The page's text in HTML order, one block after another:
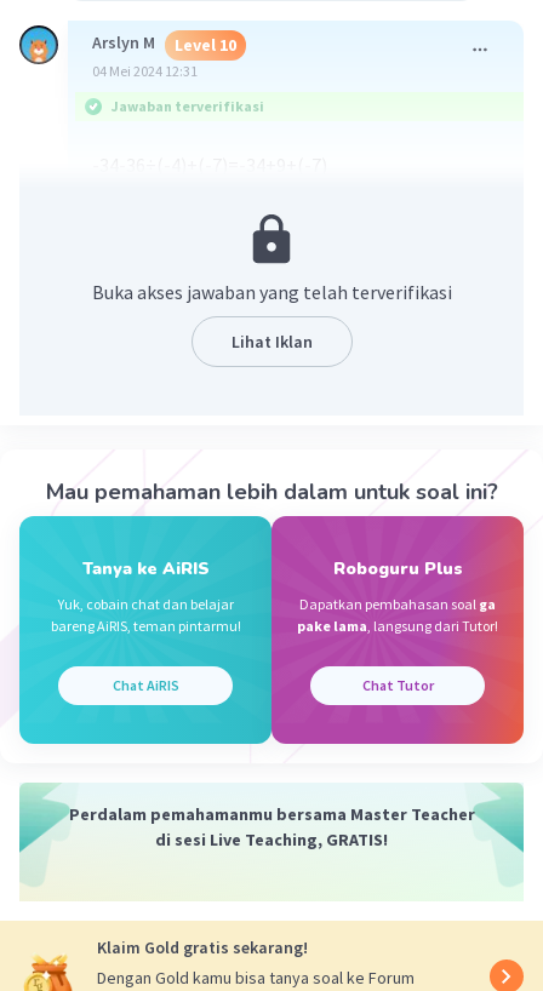
Arslyn M Level 10
04 Mei 2024 12:31
Jawaban terverifikasi
Beri Rating
Level 37
06 Mei 2024 02:18
Kevin L Gold Level 87
Jawaban terverifikasi
-34 - 36 : (-4) + (-7) = -34 - (-9) + (-7)
= -32
Jadi jawabannya adalah D. -32
Beri Rating·0.0(0) Balas
Buka akses jawaban yang telah terverifikasi
Lihat Iklan
Mau pemahaman lebih dalam untuk soal ini?
Tanya ke AiRIS
Yuk, cobain chat dan belajar
bareng AiRIS, teman pintarmu!
Chat AiRIS
Roboguru Plus
Dapatkan pembahasan soal ga
pake lama, langsung dari Tutor!
Chat Tutor
Perdalam pemahamanmu bersama Master Teacher
di sesi Live Teaching, GRATIS!
Klaim Gold gratis sekarang!
Dengan Gold kamu bisa tanya soal ke Forum